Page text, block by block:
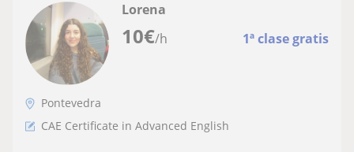
10€/h 1ª clase gratis
Lorena
Pontevedra
CAE Certificate in Advanced English